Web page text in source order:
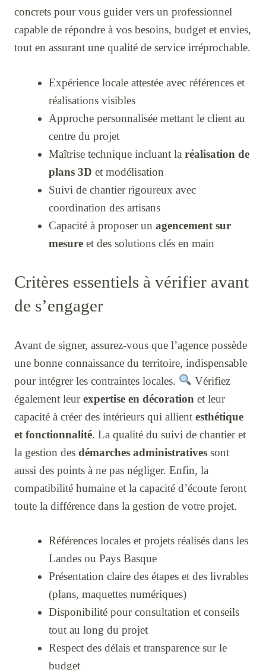
concrets pour vous guider vers un professionnel
capable de répondre à vos besoins, budget et envies,
tout en assurant une qualité de service irréprochable.
Expérience locale attestée avec références et
réalisations visibles
Approche personnalisée mettant le client au
centre du projet
Maîtrise technique incluant la réalisation de
plans 3D et modélisation
Suivi de chantier rigoureux avec
coordination des artisans
Capacité à proposer un agencement sur
mesureet des solutions clés en main
Critères essentiels à vérifier avant
de s’engager
Avant de signer, assurez-vous que l’agence possède
une bonne connaissance du territoire, indispensable
pour intégrer les contraintes locales.
Vérifiez
également leurexpertise en décoration et leur
capacité à créer des intérieurs qui allient esthétique
et fonctionnalité. La qualité du suivi de chantier et
la gestion des démarches administratives sont
aussi des points à ne pas négliger. Enfin, la
compatibilité humaine et la capacité d’écoute feront
toute la différence dans la gestion de votre projet.
Références locales et projets réalisés dans les
Landes ou Pays Basque
Présentation claire des étapes et des livrables
(plans, maquettes numériques)
Disponibilité pour consultation et conseils
tout au long du projet
Respect des délais et transparence sur le
budget